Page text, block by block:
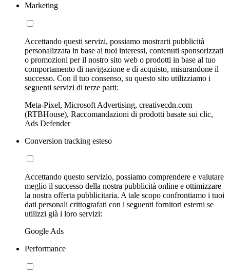
Marketing
Accettando questi servizi, possiamo mostrarti pubblicità
personalizzata in base ai tuoi interessi, contenuti sponsorizzati
o promozioni per il nostro sito web o prodotti in base al tuo
comportamento di navigazione e di acquisto, misurandone il
successo. Con il tuo consenso, su questo sito utilizziamo i
seguenti servizi di terze parti:
Meta-Pixel, Microsoft Advertising, creativecdn.com
(RTBHouse), Raccomandazioni di prodotti basate sui clic,
Ads Defender
Conversion tracking esteso
Accettando questo servizio, possiamo comprendere e valutare
meglio il successo della nostra pubblicità online e ottimizzare
la nostra offerta pubblicitaria. A tale scopo confrontiamo i tuoi
dati personali crittografati con i seguenti fornitori esterni se
utilizzi già i loro servizi:
Google Ads
Performance